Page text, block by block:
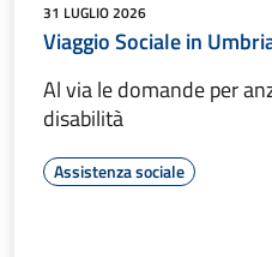
31 LUGLIO 2026
Viaggio Sociale in
Al via le domande per
disabilità
Assistenza sociale